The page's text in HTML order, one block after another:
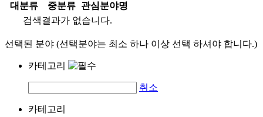
대분류
중분류
관심분야명
검색결과가 없습니다.
선택된 분야 (선택분야는 최소 하나 이상 선택 하셔야 합니다.)
카테고리
취소
카테고리